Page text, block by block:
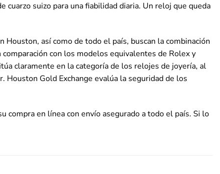
suizo para una fiabilidad diaria. Un reloj que queda
así como de todo el país, buscan la combinación
con los modelos equivalentes de Rolex y
claramente en la categoría de los relojes de joyería, al
Gold Exchange evalúa la seguridad de los
compra en línea con envío asegurado a todo el país. Si lo